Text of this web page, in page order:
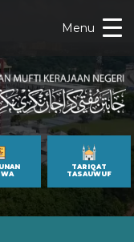
Menu
TARIQAT
TASAUWUF